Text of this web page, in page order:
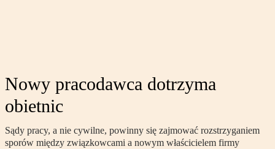
Nowy pracodawca dotrzyma
obietnic
Sądy pracy, a nie cywilne, powinny się zajmować rozstrzyganiem
sporów między związkowcami a nowym właścicielem firmy